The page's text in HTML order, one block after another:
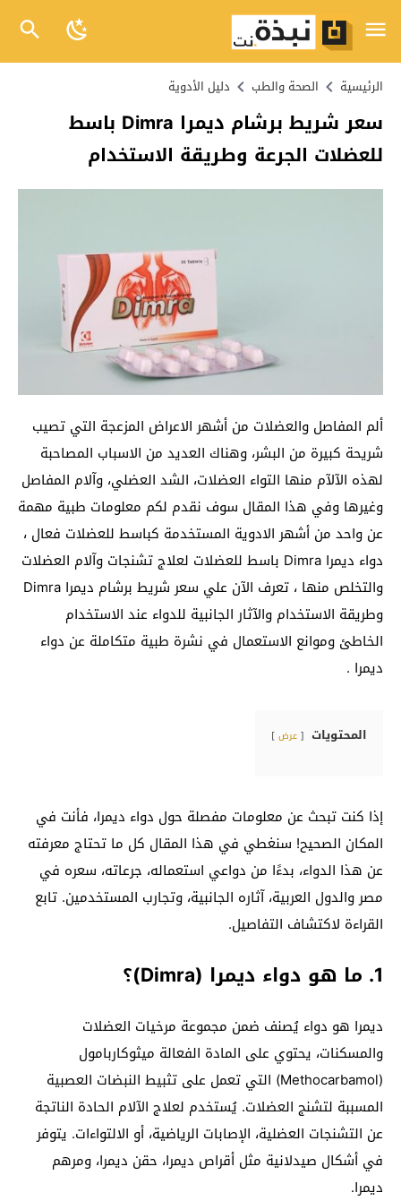
الرئيسية الصحة والطب دليل الأدوية
سعر شريط برشام ديمرا Dimra باسط
للعضلات الجرعة وطريقة الاستخدام
ألم المفاصل والعضلات من أشهر الاعراض المزعجة التي تصيب
شريحة كبيرة من البشر، وهناك العديد من الاسباب المصاحبة
لهذه الآلآم منها التواء العضلات، الشد العضلي، وآلام المفاصل
وغيرها وفي هذا المقال سوف نقدم لكم معلومات طبية مهمة
عن واحد من أشهر الادوية المستخدمة كباسط للعضلات فعال ،
دواء ديمرا Dimra باسط للعضلات لعلاج تشنجات وآلام العضلات
والتخلص منها ، تعرف الآن علي سعر شريط برشام ديمرا Dimra
وطريقة الاستخدام والآثار الجانبية للدواء عند الاستخدام
الخاطئ وموانع الاستعمال في نشرة طبية متكاملة عن دواء
ديمرا .
المحتويات عرض
إذا كنت تبحث عن معلومات مفصلة حول دواء ديمرا، فأنت في
المكان الصحيح! سنغطي في هذا المقال كل ما تحتاج معرفته
عن هذا الدواء، بدءًا من دواعي استعماله، جرعاته، سعره في
مصر والدول العربية، آثاره الجانبية، وتجارب المستخدمين. تابع
القراءة لاكتشاف التفاصيل.
1. ما هو دواء ديمرا (Dimra)؟
ديمرا هو دواء يُصنف ضمن مجموعة مرخيات العضلات
والمسكنات، يحتوي على المادة الفعالة ميثوكاربامول
(Methocarbamol) التي تعمل على تثبيط النبضات العصبية
المسببة لتشنج العضلات. يُستخدم لعلاج الآلام الحادة الناتجة
عن التشنجات العضلية، الإصابات الرياضية، أو الالتواءات. يتوفر
في أشكال صيدلانية مثل أقراص ديمرا، حقن ديمرا، ومرهم
ديمرا.